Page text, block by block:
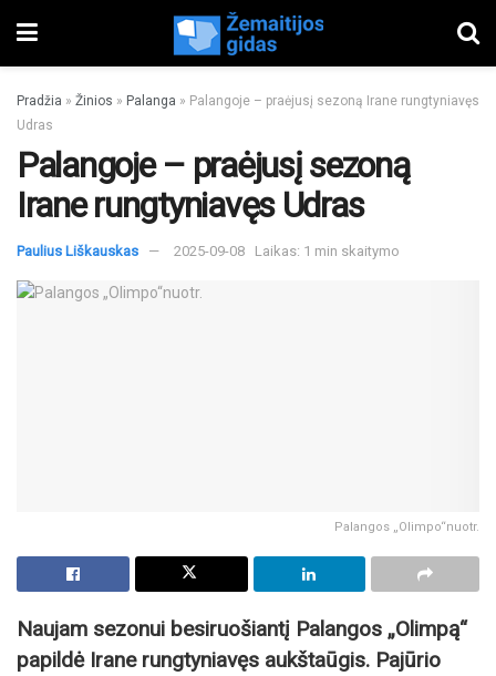
Pradžia » Žinios » Palanga » Palangoje – praėjusį sezoną Irane rungtyniavęs
Udras
Palangoje – praėjusį sezoną
Irane rungtyniavęs Udras
Paulius Liškauskas 2025-09-08 Laikas: 1 min skaitymo
Palangos „Olimpo“nuotr.
Naujam sezonui besiruošiantį Palangos „Olimpą“
papildė Irane rungtyniavęs aukštaūgis. Pajūrio